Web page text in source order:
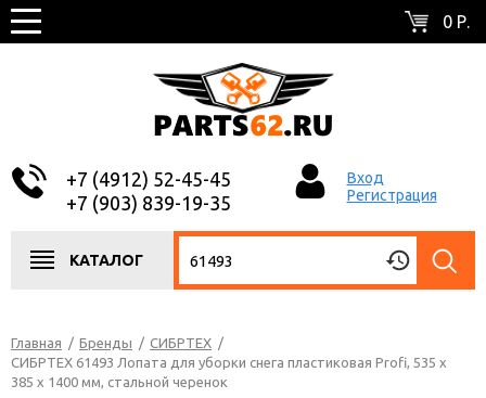
0 Р.
+7 (4912) 52-45-45
+7 (903) 839-19-35
Вход
Регистрация
КАТАЛОГ
Главная / Бренды / СИБРТЕХ /
СИБРТЕХ 61493 Лопата для уборки снега пластиковая Profi, 535 х
385 х 1400 мм, стальной черенок